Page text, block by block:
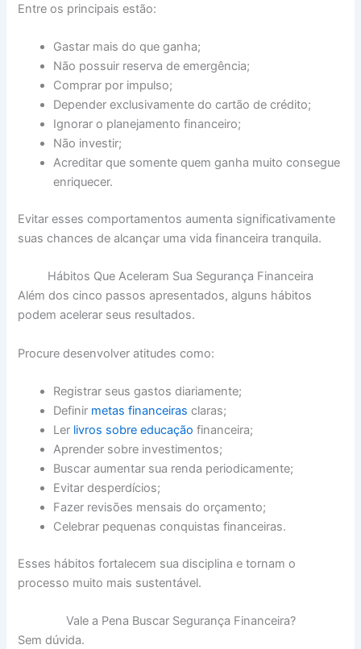
Entre os principais estão:
Gastar mais do que ganha;
Não possuir reserva de emergência;
Comprar por impulso;
Depender exclusivamente do cartão de crédito;
Ignorar o planejamento financeiro;
Não investir;
Acreditar que somente quem ganha muito consegue
enriquecer.
Evitar esses comportamentos aumenta significativamente
suas chances de alcançar uma vida financeira tranquila.
Hábitos Que Aceleram Sua Segurança Financeira
Além dos cinco passos apresentados, alguns hábitos
podem acelerar seus resultados.
Procure desenvolver atitudes como:
Registrar seus gastos diariamente;
Definir metas financeiras claras;
Ler livros sobre educação financeira;
Aprender sobre investimentos;
Buscar aumentar sua renda periodicamente;
Evitar desperdícios;
Fazer revisões mensais do orçamento;
Celebrar pequenas conquistas financeiras.
Esses hábitos fortalecem sua disciplina e tornam o
processo muito mais sustentável.
Vale a Pena Buscar Segurança Financeira?
Sem dúvida.